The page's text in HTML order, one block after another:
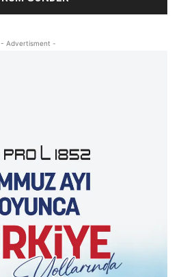
- Advertisment -